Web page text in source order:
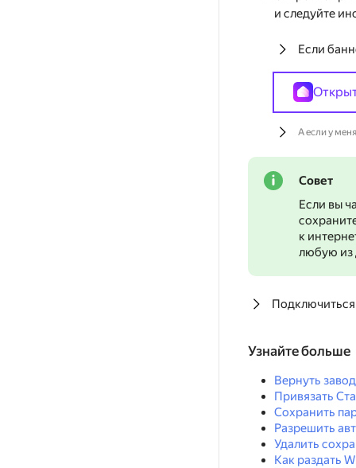
и следуйте
Если
А если у
Совет
Если вы
к
любую из
Подключиться
Узнайте больше
Вернуть
Привязать
Сохранить
Разрешить
Удалить
Как раздать